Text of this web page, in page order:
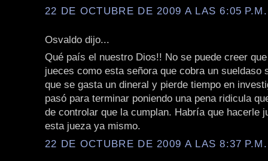
22 DE OCTUBRE DE 2009 A LAS 6:05 P.M.
Osvaldo dijo...
Qué país el nuestro Dios!! No se puede creer
jueces como esta señora que cobra un sueldaso
que se gasta un dineral y pierde tiempo en
pasó para terminar poniendo una pena ridicula
de controlar que la cumplan. Habría que hacerle
esta jueza ya mismo.
22 DE OCTUBRE DE 2009 A LAS 8:37 P.M.